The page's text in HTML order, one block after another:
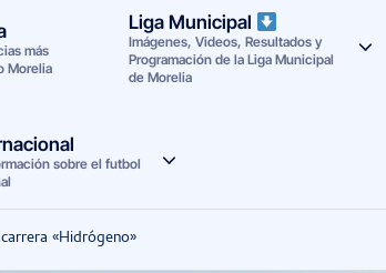
a
2026
más
Morelia
Liga Municipal
Imágenes, Videos, Resultados y
Programación de la Liga Municipal
de Morelia
sobre el futbol
«Hidrógeno»